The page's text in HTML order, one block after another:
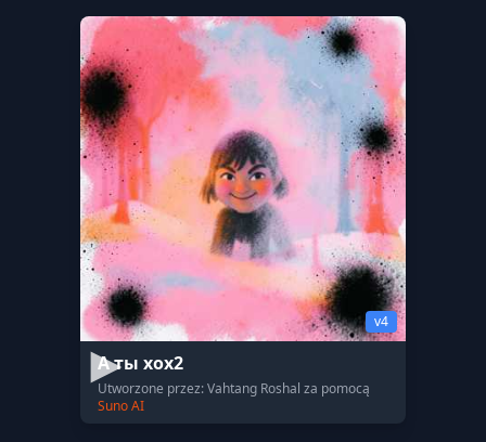
v4
А ты хох2
Utworzone przez: Vahtang Roshal za pomocą
Suno AI